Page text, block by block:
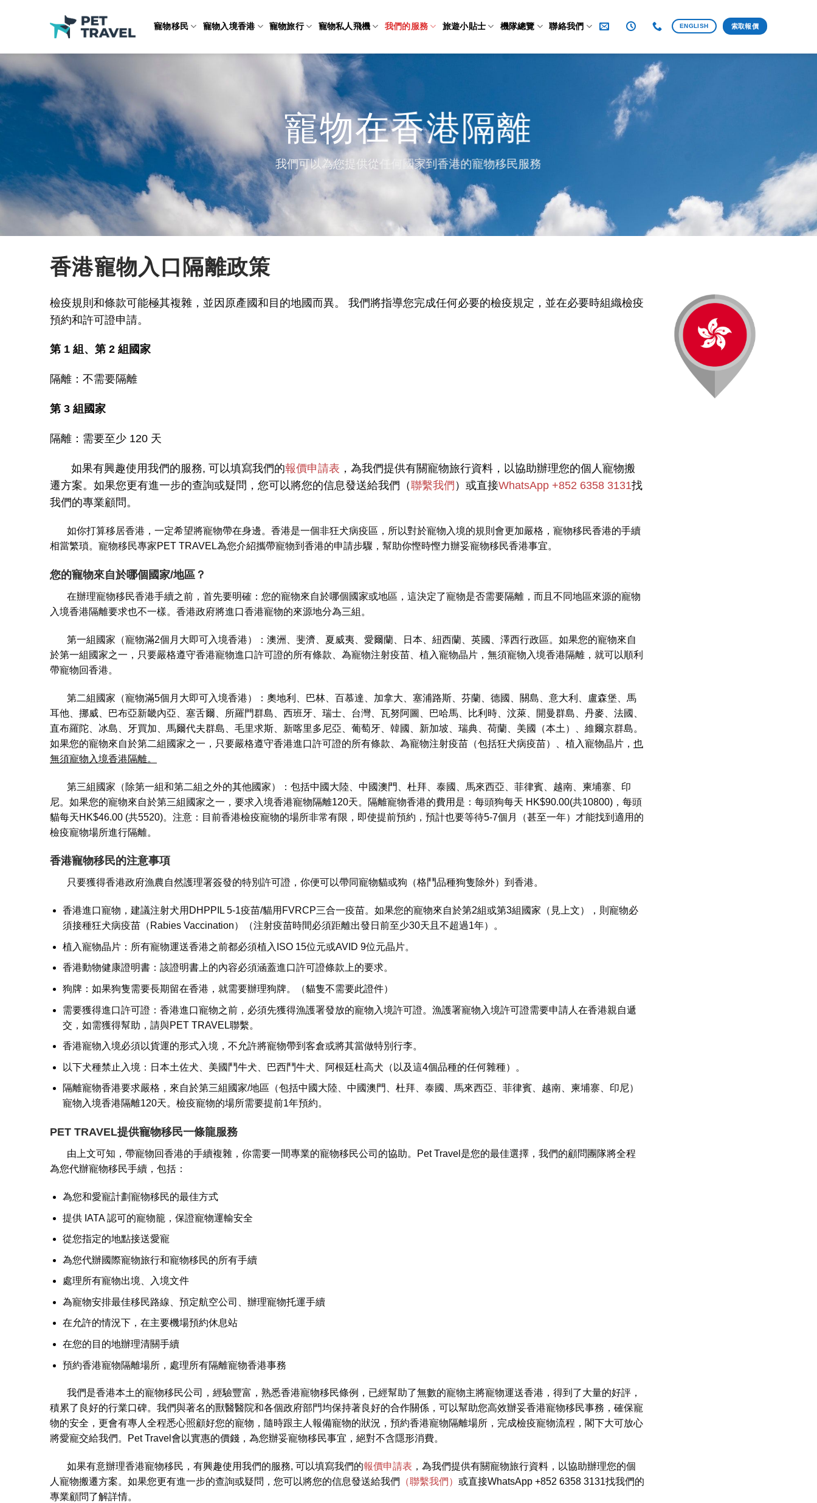
寵物移民 寵物入境香港 寵物旅行 寵物私人飛機 我們的服務 旅遊小貼士 機隊總覽 聯絡我們 ENGLISH 索取報價
寵物在香港隔離
我們可以為您提供從任何國家到香港的寵物移民服務
香港寵物入口隔離政策
檢疫規則和條款可能極其複雜，並因原產國和目的地國而異。 我們將指導您完成任何必要的檢疫規定，並在必要時組織檢疫
預約和許可證申請。
第 1 組、第 2 組國家
隔離：不需要隔離
第 3 組國家
隔離：需要至少 120 天
如果有興趣使用我們的服務, 可以填寫我們的報價申請表 ，為我們提供有關寵物旅行資料，以協助辦理您的個人寵物搬
遷方案。如果您更有進一步的查詢或疑問，您可以將您的信息發送給我們（聯繫我們 ）或直接WhatsApp +852 6358 3131找
我們的專業顧問。
如你打算移居香港，一定希望將寵物帶在身邊。香港是一個非狂犬病疫區，所以對於寵物入境的規則會更加嚴格，寵物移民香港的手續
相當繁瑣。寵物移民專家PET TRAVEL為您介紹攜帶寵物到香港的申請步驟，幫助你慳時慳力辦妥寵物移民香港事宜。
您的寵物來自於哪個國家/地區？
在辦理寵物移民香港手續之前，首先要明確：您的寵物來自於哪個國家或地區，這決定了寵物是否需要隔離，而且不同地區來源的寵物
入境香港隔離要求也不一樣。香港政府將進口香港寵物的來源地分為三組。
第一組國家（寵物滿2個月大即可入境香港）：澳洲、斐濟、夏威夷、愛爾蘭、日本、紐西蘭、英國、澤西行政區。如果您的寵物來自
於第一組國家之一，只要嚴格遵守香港寵物進口許可證的所有條款、為寵物注射疫苗、植入寵物晶片，無須寵物入境香港隔離，就可以順利
帶寵物回香港。
第二組國家（寵物滿5個月大即可入境香港）：奧地利、巴林、百慕達、加拿大、塞浦路斯、芬蘭、德國、關島、意大利、盧森堡、馬
耳他、挪威、巴布亞新畿內亞、塞舌爾、所羅門群島、西班牙、瑞士、台灣、瓦努阿圖、巴哈馬、比利時、汶萊、開曼群島、丹麥、法國、
直布羅陀、冰島、牙買加、馬爾代夫群島、毛里求斯、新喀里多尼亞、葡萄牙、韓國、新加坡、瑞典、荷蘭、美國（本土）、維爾京群島。
如果您的寵物來自於第二組國家之一，只要嚴格遵守香港進口許可證的所有條款、為寵物注射疫苗（包括狂犬病疫苗）、植入寵物晶片， 也
無須寵物入境香港隔離。
第三組國家（除第一組和第二組之外的其他國家）：包括中國大陸、中國澳門、杜拜、泰國、馬來西亞、菲律賓、越南、柬埔寨、印
尼。如果您的寵物來自於第三組國家之一，要求入境香港寵物隔離120天。隔離寵物香港的費用是：每頭狗每天 HK$90.00(共10800)，每頭
貓每天HK$46.00 (共5520)。注意：目前香港檢疫寵物的場所非常有限，即使提前預約，預計也要等待5-7個月（甚至一年）才能找到適用的
檢疫寵物場所進行隔離。
香港寵物移民的注意事項
只要獲得香港政府漁農自然護理署簽發的特別許可證，你便可以帶同寵物貓或狗（格鬥品種狗隻除外）到香港。
香港進口寵物，建議注射犬用DHPPIL 5-1疫苗/貓用FVRCP三合一疫苗。如果您的寵物來自於第2組或第3組國家（見上文），則寵物必
須接種狂犬病疫苗（Rabies Vaccination）（注射疫苗時間必須距離出發日前至少30天且不超過1年）。
植入寵物晶片：所有寵物運送香港之前都必須植入ISO 15位元或AVID 9位元晶片。
香港動物健康證明書：該證明書上的內容必須涵蓋進口許可證條款上的要求。
狗牌：如果狗隻需要長期留在香港，就需要辦理狗牌。（貓隻不需要此證件）
需要獲得進口許可證：香港進口寵物之前，必須先獲得漁護署發放的寵物入境許可證。漁護署寵物入境許可證需要申請人在香港親自遞
交，如需獲得幫助，請與PET TRAVEL聯繫。
香港寵物入境必須以貨運的形式入境，不允許將寵物帶到客倉或將其當做特別行李。
以下犬種禁止入境：日本土佐犬、美國鬥牛犬、巴西鬥牛犬、阿根廷杜高犬（以及這4個品種的任何雜種）。
隔離寵物香港要求嚴格，來自於第三組國家/地區（包括中國大陸、中國澳門、杜拜、泰國、馬來西亞、菲律賓、越南、柬埔寨、印尼）
寵物入境香港隔離120天。檢疫寵物的場所需要提前1年預約。
PET TRAVEL提供寵物移民一條龍服務
由上文可知，帶寵物回香港的手續複雜，你需要一間專業的寵物移民公司的協助。Pet Travel是您的最佳選擇，我們的顧問團隊將全程
為您代辦寵物移民手續，包括：
為您和愛寵計劃寵物移民的最佳方式
提供 IATA 認可的寵物籠，保證寵物運輸安全
從您指定的地點接送愛寵
為您代辦國際寵物旅行和寵物移民的所有手續
處理所有寵物出境、入境文件
為寵物安排最佳移民路線、預定航空公司、辦理寵物托運手續
在允許的情況下，在主要機場預約休息站
在您的目的地辦理清關手續
預約香港寵物隔離場所，處理所有隔離寵物香港事務
我們是香港本土的寵物移民公司，經驗豐富，熟悉香港寵物移民條例，已經幫助了無數的寵物主將寵物運送香港，得到了大量的好評，
積累了良好的行業口碑。我們與著名的獸醫醫院和各個政府部門均保持著良好的合作關係，可以幫助您高效辦妥香港寵物移民事務，確保寵
物的安全，更會有專人全程悉心照顧好您的寵物，隨時跟主人報備寵物的狀況，預約香港寵物隔離場所，完成檢疫寵物流程，閣下大可放心
將愛寵交給我們。Pet Travel會以實惠的價錢，為您辦妥寵物移民事宜，絕對不含隱形消費。
如果有意辦理香港寵物移民，有興趣使用我們的服務, 可以填寫我們的報價申請表 ，為我們提供有關寵物旅行資料，以協助辦理您的個
人寵物搬遷方案。如果您更有進一步的查詢或疑問，您可以將您的信息發送給我們
（聯繫我們） 或直接WhatsApp +852 6358 3131找我們的
專業顧問了解詳情。